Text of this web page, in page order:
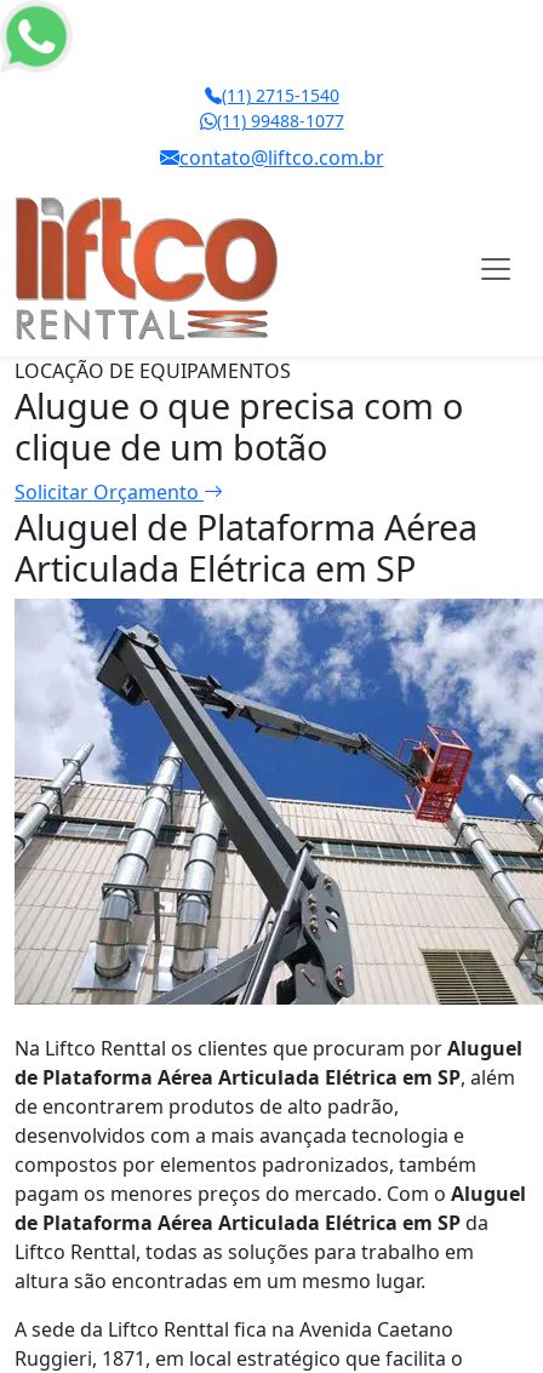
(11) 2715-1540
(11) 99488-1077
contato@liftco.com.br
LOCAÇÃO DE EQUIPAMENTOS
Alugue o que precisa com o
clique de um botão
Solicitar Orçamento
Aluguel de Plataforma Aérea
Articulada Elétrica em SP
Na Liftco Renttal os clientes que procuram porAluguel
de Plataforma Aérea Articulada Elétrica em SP, além
de encontrarem produtos de alto padrão,
desenvolvidos com a mais avançada tecnologia e
compostos por elementos padronizados, também
pagam os menores preços do mercado. Com o Aluguel
de Plataforma Aérea Articulada Elétrica em SPda
Liftco Renttal, todas as soluções para trabalho em
altura são encontradas em um mesmo lugar.
A sede da Liftco Renttal fica na Avenida Caetano
Ruggieri, 1871, em local estratégico que facilita o